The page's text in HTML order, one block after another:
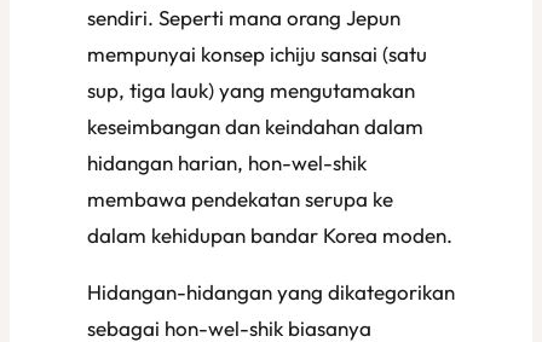
sendiri. Seperti mana orang Jepun
mempunyai konsep ichiju sansai (satu
sup, tiga lauk) yang mengutamakan
keseimbangan dan keindahan dalam
hidangan harian, hon-wel-shik
membawa pendekatan serupa ke
dalam kehidupan bandar Korea moden.
Hidangan-hidangan yang dikategorikan
sebagai hon-wel-shik biasanya